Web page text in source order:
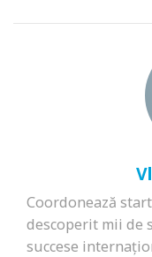
Coordonează
descoperit mii de
succese